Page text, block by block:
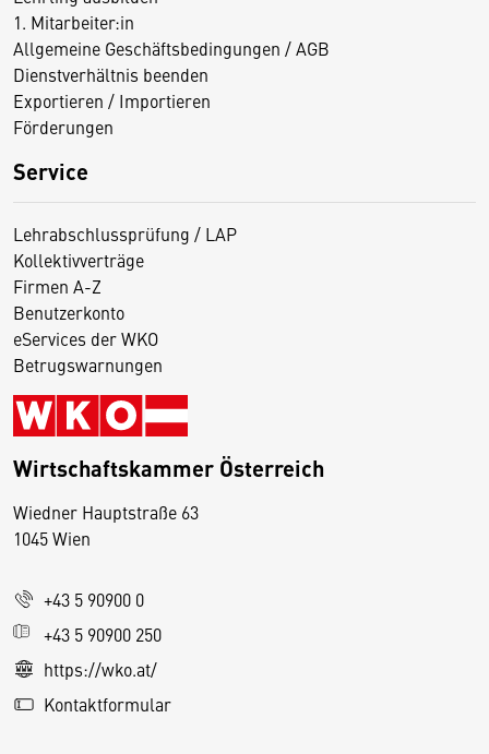
1. Mitarbeiter:in
Allgemeine Geschäftsbedingungen / AGB
Dienstverhältnis beenden
Exportieren / Importieren
Förderungen
Service
Lehrabschlussprüfung / LAP
Kollektivverträge
Firmen A-Z
Benutzerkonto
eServices der WKO
Betrugswarnungen
Wirtschaftskammer Österreich
Wiedner Hauptstraße 63
1045 Wien
+43 5 90900 0
+43 5 90900 250
https://wko.at/
Kontaktformular
D
s
e
S
e